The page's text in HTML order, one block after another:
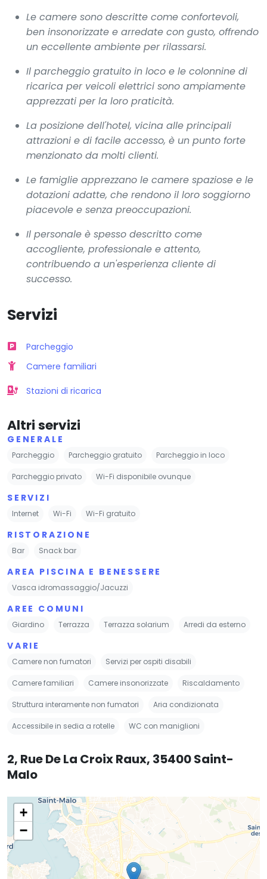
Le camere sono descritte come confortevoli,
ben insonorizzate e arredate con gusto, offrendo
un eccellente ambiente per rilassarsi.
Il parcheggio gratuito in loco e le colonnine di
ricarica per veicoli elettrici sono ampiamente
apprezzati per la loro praticità.
La posizione dell'hotel, vicina alle principali
attrazioni e di facile accesso, è un punto forte
menzionato da molti clienti.
Le famiglie apprezzano le camere spaziose e le
dotazioni adatte, che rendono il loro soggiorno
piacevole e senza preoccupazioni.
Il personale è spesso descritto come
accogliente, professionale e attento,
contribuendo a un'esperienza cliente di
successo.
Servizi
Parcheggio
Camere familiari
Stazioni di ricarica
Altri servizi
GENERALE
Parcheggio Parcheggio gratuito Parcheggio in loco
Parcheggio privato Wi-Fi disponibile ovunque
SERVIZI
Internet Wi-Fi Wi-Fi gratuito
RISTORAZIONE
Bar Snack bar
AREA PISCINA E BENESSERE
Vasca idromassaggio/Jacuzzi
AREE COMUNI
Giardino Terrazza Terrazza solarium Arredi da esterno
VARIE
Camere non fumatori Servizi per ospiti disabili
Camere familiari Camere insonorizzate Riscaldamento
Struttura interamente non fumatori Aria condizionata
Accessibile in sedia a rotelle WC con maniglioni
2, Rue De La Croix Raux, 35400 Saint-
Malo
+
−